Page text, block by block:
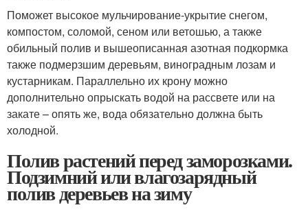
Поможет высокое мульчирование-укрытие снегом,
компостом, соломой, сеном или ветошью, а также
обильный полив и вышеописанная азотная подкормка
также подмерзшим деревьям, виноградным лозам и
кустарникам. Параллельно их крону можно
дополнительно опрыскать водой на рассвете или на
закате – опять же, вода обязательно должна быть
холодной.
Полив растений перед заморозками.
Подзимний или влагозарядный
полив деревьев на зиму